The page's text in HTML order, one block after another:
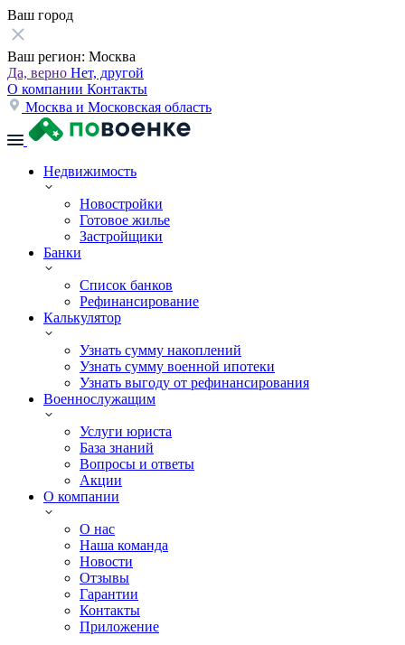
Ваш город
Ваш регион: Москва
Да, верно Нет, другой
О компании Контакты
Москва и Московская область
Недвижимость
Новостройки
Готовое жилье
Застройщики
Банки
Список банков
Рефинансирование
Калькулятор
Узнать сумму накоплений
Узнать сумму военной ипотеки
Узнать выгоду от рефинансирования
Военнослужащим
Услуги юриста
База знаний
Вопросы и ответы
Акции
О компании
О нас
Наша команда
Новости
Отзывы
Гарантии
Контакты
Приложение